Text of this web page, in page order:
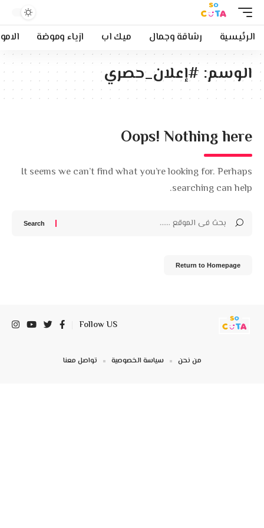
الرئيسية رشاقة وجمال ميك اب ازياء وموضة
الوسم: #إعلان_حصري
Oops! Nothing here
It seems we can’t find what you’re looking for. Perhaps
searching can help.
Return to Homepage
Follow US
من نحن سياسة الخصوصية تواصل معنا